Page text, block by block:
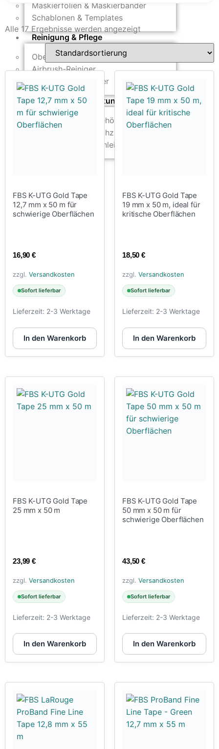
Maskierfolien & Maskierbänder
Schablonen & Templates
Reinigung & Pflege
Oberflächenreiniger
Airbrush-Reiniger
Luftreinigung & Filter
Zubehör & Ausstattung
Arbeitsplatz & Zubehör
Leerbehälter & Mischzubehör
Spezialliteratur & Anleitungen
X
Alle 17 Ergebnisse werden angezeigt
FBS K-UTG Gold Tape
12,7 mm x 50 m für
schwierige Oberflächen
16,90€
zzgl. Versandkosten
Sofort lieferbar
Lieferzeit: 2-3 Werktage
In den Warenkorb
FBS K-UTG Gold Tape
19 mm x 50 m, ideal für
kritische Oberflächen
18,50€
zzgl. Versandkosten
Sofort lieferbar
Lieferzeit: 2-3 Werktage
In den Warenkorb
FBS K-UTG Gold Tape
25 mm x 50 m
23,99€
zzgl. Versandkosten
Sofort lieferbar
Lieferzeit: 2-3 Werktage
In den Warenkorb
FBS K-UTG Gold Tape
50 mm x 50 m für
schwierige Oberflächen
43,50€
zzgl. Versandkosten
Sofort lieferbar
Lieferzeit: 2-3 Werktage
In den Warenkorb